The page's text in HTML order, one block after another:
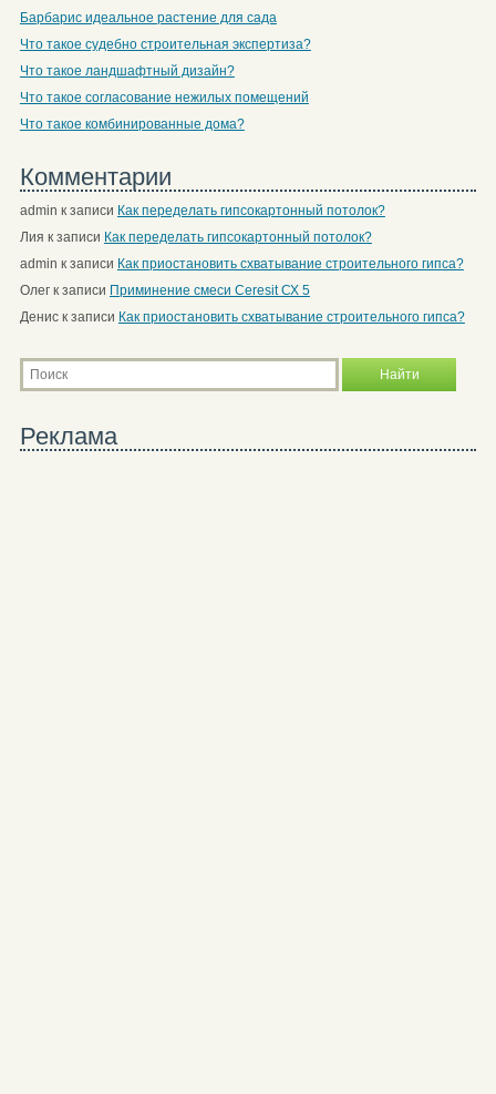
Барбарис идеальное растение для сада
Что такое судебно строительная экспертиза?
Что такое ландшафтный дизайн?
Что такое согласование нежилых помещений
Что такое комбинированные дома?
Комментарии
admin к записи Как переделать гипсокартонный потолок?
Лия к записи Как переделать гипсокартонный потолок?
admin к записи Как приостановить схватывание строительного гипса?
Олегк записи Приминение смеси Ceresit СХ 5
Дениск записи Как приостановить схватывание строительного гипса?
Реклама